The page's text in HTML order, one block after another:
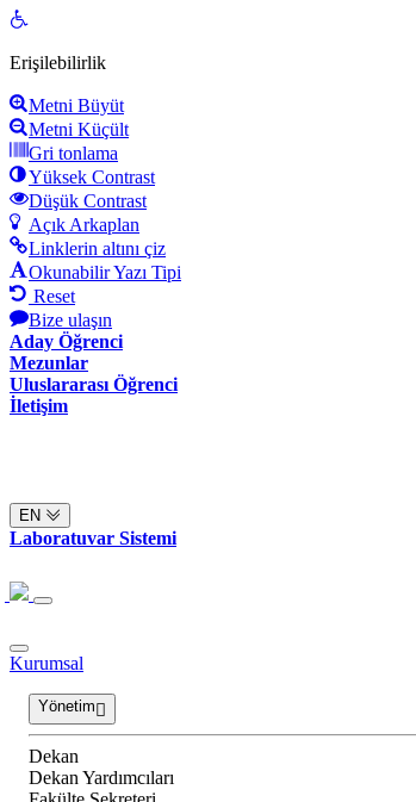
Open
Erişilebilirlik
Metni Büyüt
Metni Küçült
Gri tonlama
Yüksek Contrast
Düşük Contrast
Açık Arkaplan
Linklerin altını çiz
Okunabilir Yazı Tipi
Reset
Bize ulaşın
Aday Öğrenci
Mezunlar
Uluslararası Öğrenci
İletişim
EN
Laboratuvar Sistemi
Kurumsal
Yönetim
Dekan
Dekan Yardımcıları